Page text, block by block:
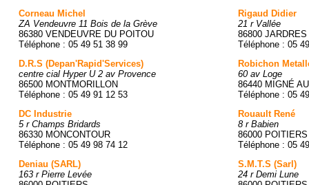
Corneau Michel
ZA Vendeuvre 11 Bois de la Grève
86380 VENDEUVRE DU POITOU
Téléphone : 05 49 51 38 99
D.R.S (Depan'Rapid'Services)
centre cial Hyper U 2 av Provence
86500 MONTMORILLON
Téléphone : 05 49 91 12 53
DC Industrie
5 r Champs Bridards
86330 MONCONTOUR
Téléphone : 05 49 98 74 12
Deniau (SARL)
163 r Pierre Levée
Rigaud Didier
21 r Vallée
86800 JARDRES
Téléphone : 05
Robichon
60 av Loge
86440 MIGNÉ
Téléphone : 05
Rouault René
8 r Babien
86000 POITIERS
Téléphone : 05
S.M.T.S (Sarl)
24 r Demi Lune